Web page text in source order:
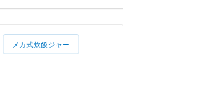
メカ式炊飯ジャー